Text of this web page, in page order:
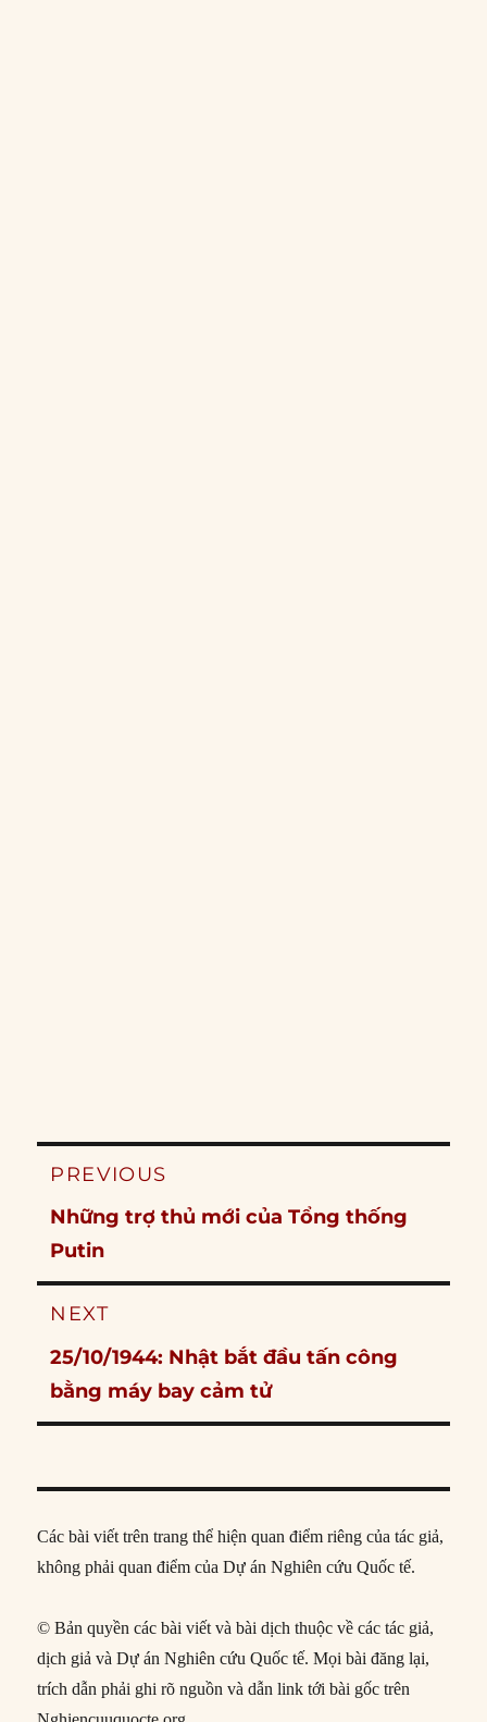
Post
PREVIOUS
Previous
post:
Những trợ thủ mới của Tổng thống
Putin
NEXT
Next
post:
25/10/1944: Nhật bắt đầu tấn công
bằng máy bay cảm tử
Các bài viết trên trang thể hiện quan điểm riêng của tác giả,
không phải quan điểm của Dự án Nghiên cứu Quốc tế.
© Bản quyền các bài viết và bài dịch thuộc về các tác giả,
dịch giả và Dự án Nghiên cứu Quốc tế. Mọi bài đăng lại,
trích dẫn phải ghi rõ nguồn và dẫn link tới bài gốc trên